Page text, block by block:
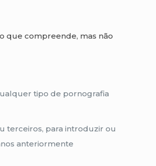
que compreende, mas não
tipo de pornografia
terceiros, para introduzir ou
anteriormente